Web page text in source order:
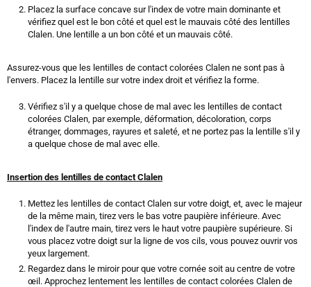
Placez la surface concave sur l'index de votre main dominante et
vérifiez quel est le bon côté et quel est le mauvais côté des lentilles
Clalen. Une lentille a un bon côté et un mauvais côté.
Assurez-vous que les lentilles de contact colorées Clalen ne sont pas à
l'envers. Placez la lentille sur votre index droit et vérifiez la forme.
Vérifiez s'il y a quelque chose de mal avec les lentilles de contact
colorées Clalen, par exemple, déformation, décoloration, corps
étranger, dommages, rayures et saleté, et ne portez pas la lentille s'il y
a quelque chose de mal avec elle.
Insertion des lentilles de contact Clalen
Mettez les lentilles de contact Clalen sur votre doigt, et, avec le majeur
de la même main, tirez vers le bas votre paupière inférieure. Avec
l'index de l'autre main, tirez vers le haut votre paupière supérieure. Si
vous placez votre doigt sur la ligne de vos cils, vous pouvez ouvrir vos
yeux largement.
Regardez dans le miroir pour que votre cornée soit au centre de votre
œil. Approchez lentement les lentilles de contact colorées Clalen de